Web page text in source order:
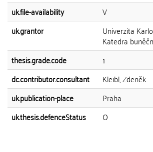
uk.file-availability
V
uk.grantor
Univerzita
Katedra
thesis.grade.code
1
dc.contributor.consultant
Kleibl, Zdeněk
uk.publication-place
Praha
uk.thesis.defenceStatus
O